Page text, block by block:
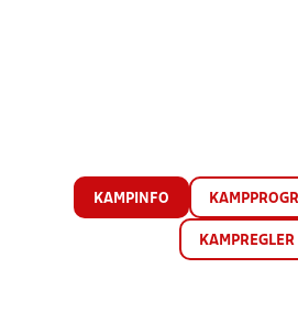
KAMPINFO
KAMPREGLER